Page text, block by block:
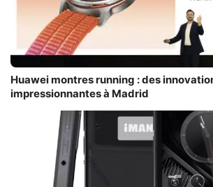
Huawei montres running : des
impressionnantes à Madrid